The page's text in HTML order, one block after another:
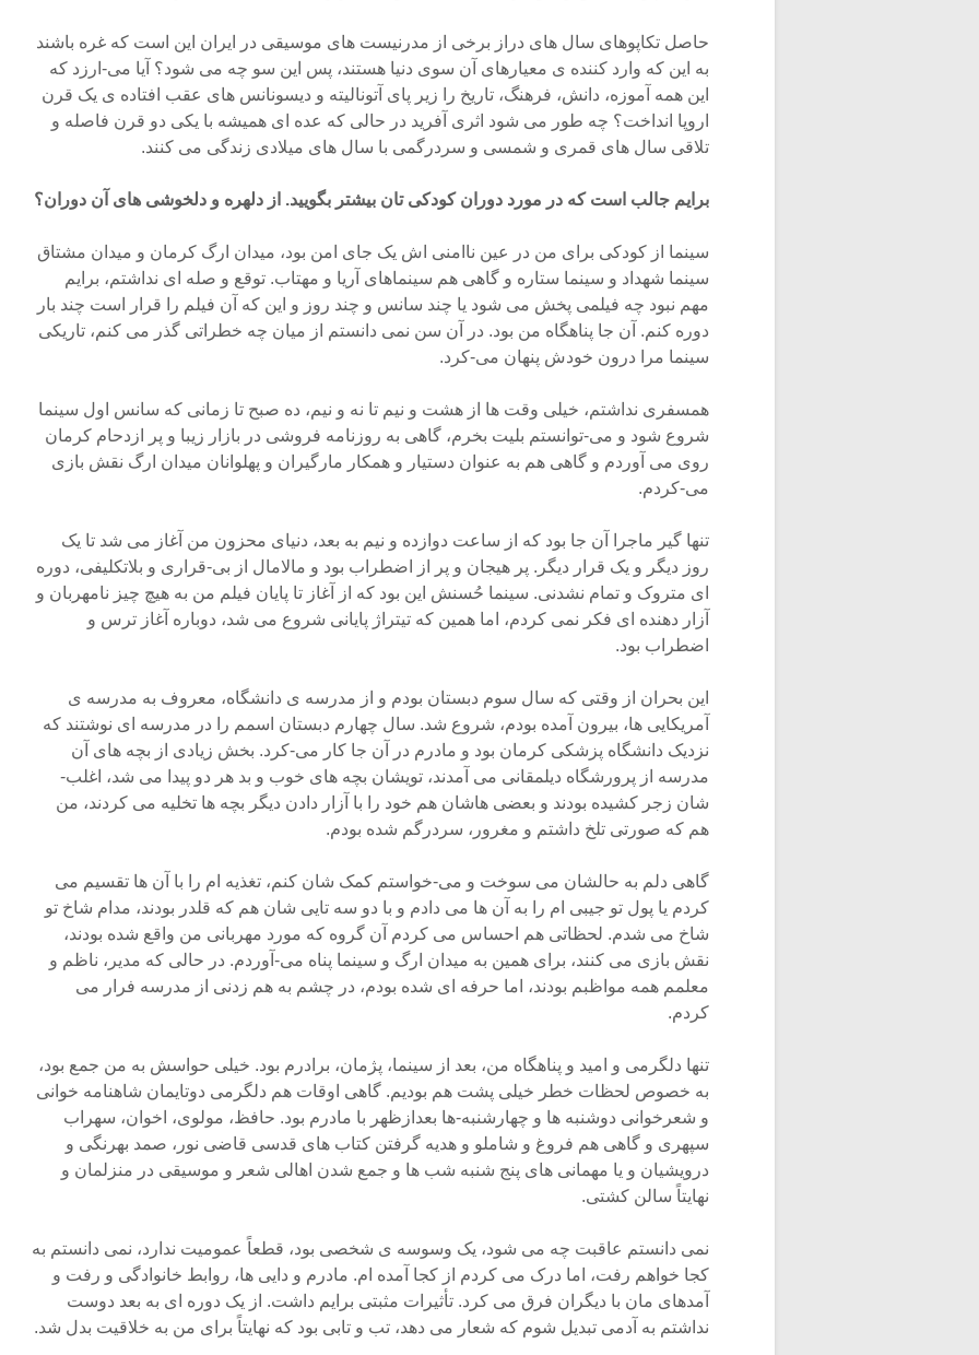
حاصل تکاپوهای سال های دراز برخی از مدرنیست های موسیقی در ایران این است که غره باشند
به این که وارد کننده ی معیارهای آن سوی دنیا هستند، پس این سو چه می شود؟ آیا می-ارزد که
این همه آموزه، دانش، فرهنگ، تاریخ را زیر پای آتونالیته و دیسونانس های عقب افتاده ی یک قرن
اروپا انداخت؟ چه طور می شود اثری آفرید در حالی که عده ای همیشه با یکی دو قرن فاصله و
تلاقی سال های قمری و شمسی و سردرگمی با سال های میلادی زندگی می کنند.
برایم جالب است که در مورد دوران کودکی تان بیشتر بگویید. از دلهره و دلخوشی های آن دوران؟
سینما از کودکی برای من در عین ناامنی اش یک جای امن بود، میدان ارگ کرمان و میدان مشتاق
سینما شهداد و سینما ستاره و گاهی هم سینماهای آریا و مهتاب. توقع و صله ای نداشتم، برایم
مهم نبود چه فیلمی پخش می شود یا چند سانس و چند روز و این که آن فیلم را قرار است چند بار
دوره کنم. آن جا پناهگاه من بود. در آن سن نمی دانستم از میان چه خطراتی گذر می کنم، تاریکی
سینما مرا درون خودش پنهان می-کرد.
همسفری نداشتم، خیلی وقت ها از هشت و نیم تا نه و نیم، ده صبح تا زمانی که سانس اول سینما
شروع شود و می-توانستم بلیت بخرم، گاهی به روزنامه فروشی در بازار زیبا و پر ازدحام کرمان
روی می آوردم و گاهی هم به عنوان دستیار و همکار مارگیران و پهلوانان میدان ارگ نقش بازی
می-کردم.
تنها گیر ماجرا آن جا بود که از ساعت دوازده و نیم به بعد، دنیای محزون من آغاز می شد تا یک
روز دیگر و یک قرار دیگر. پر هیجان و پر از اضطراب بود و مالامال از بی-قراری و بلاتکلیفی، دوره
ای متروک و تمام نشدنی. سینما حُسنش این بود که از آغاز تا پایان فیلم من به هیچ چیز نامهربان و
آزار دهنده ای فکر نمی کردم، اما همین که تیتراژ پایانی شروع می شد، دوباره آغاز ترس و
اضطراب بود.
این بحران از وقتی که سال سوم دبستان بودم و از مدرسه ی دانشگاه، معروف به مدرسه ی
آمریکایی ها، بیرون آمده بودم، شروع شد. سال چهارم دبستان اسمم را در مدرسه ای نوشتند که
نزدیک دانشگاه پزشکی کرمان بود و مادرم در آن جا کار می-کرد. بخش زیادی از بچه های آن
مدرسه از پرورشگاه دیلمقانی می آمدند، تویشان بچه های خوب و بد هر دو پیدا می شد، اغلب-
شان زجر کشیده بودند و بعضی هاشان هم خود را با آزار دادن دیگر بچه ها تخلیه می کردند، من
هم که صورتی تلخ داشتم و مغرور، سردرگم شده بودم.
گاهی دلم به حالشان می سوخت و می-خواستم کمک شان کنم، تغذیه ام را با آن ها تقسیم می
کردم یا پول تو جیبی ام را به آن ها می دادم و با دو سه تایی شان هم که قلدر بودند، مدام شاخ تو
شاخ می شدم. لحظاتی هم احساس می کردم آن گروه که مورد مهربانی من واقع شده بودند،
نقش بازی می کنند، برای همین به میدان ارگ و سینما پناه می-آوردم. در حالی که مدیر، ناظم و
معلمم همه مواظبم بودند، اما حرفه ای شده بودم، در چشم به هم زدنی از مدرسه فرار می
کردم.
تنها دلگرمی و امید و پناهگاه من، بعد از سینما، پژمان، برادرم بود. خیلی حواسش به من جمع بود،
به خصوص لحظات خطر خیلی پشت هم بودیم. گاهی اوقات هم دلگرمی دوتایمان شاهنامه خوانی
و شعرخوانی دوشنبه ها و چهارشنبه-ها بعدازظهر با مادرم بود. حافظ، مولوی، اخوان، سهراب
سپهری و گاهی هم فروغ و شاملو و هدیه گرفتن کتاب های قدسی قاضی نور، صمد بهرنگی و
درویشیان و یا مهمانی های پنج شنبه شب ها و جمع شدن اهالی شعر و موسیقی در منزلمان و
نهایتاً سالن کشتی.
نمی دانستم عاقبت چه می شود، یک وسوسه ی شخصی بود، قطعاً عمومیت ندارد، نمی دانستم به
کجا خواهم رفت، اما درک می کردم از کجا آمده ام. مادرم و دایی ها، روابط خانوادگی و رفت و
آمدهای مان با دیگران فرق می کرد. تأثیرات مثبتی برایم داشت. از یک دوره ای به بعد دوست
نداشتم به آدمی تبدیل شوم که شعار می دهد، تب و تابی بود که نهایتاً برای من به خلاقیت بدل شد.